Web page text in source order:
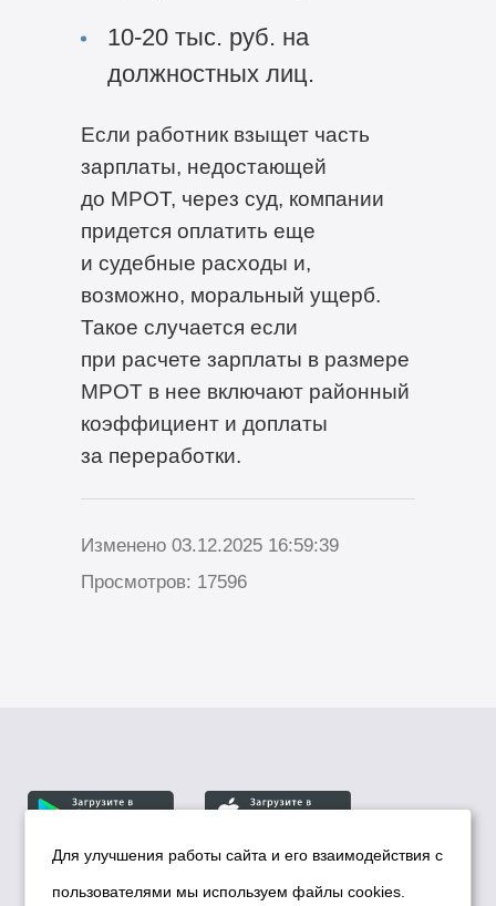
10-20 тыс. руб. на
должностных лиц.
Если работник взыщет часть
зарплаты, недостающей
до МРОТ, через суд, компании
придется оплатить еще
и судебные расходы и,
возможно, моральный ущерб.
Такое случается если
при расчете зарплаты в размере
МРОТ в нее включают районный
коэффициент и доплаты
за переработки.
Изменено 03.12.2025 16:59:39
Просмотров: 17596
© Департамент информационной политики мэрии
Для улучшения работы сайта и его взаимодействия с
пользователями мы используем файлы cookies.